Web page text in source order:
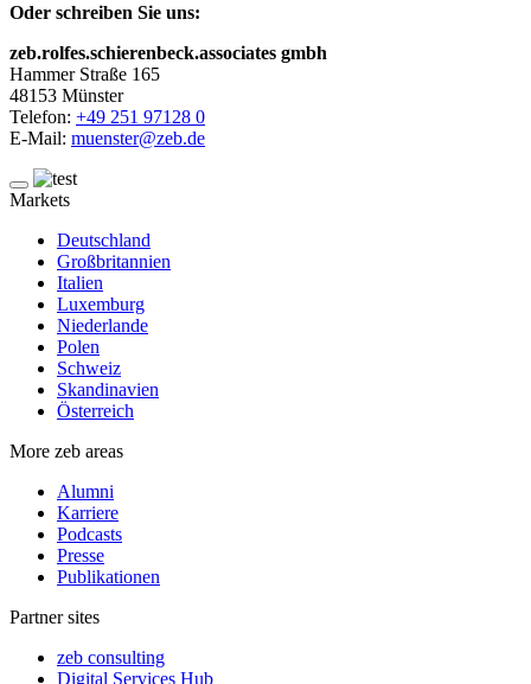
Oder schreiben Sie uns:
zeb.rolfes.schierenbeck.associates gmbh
Hammer Straße 165
48153 Münster
Telefon: +49 251 97128 0
E-Mail: muenster@zeb.de
Markets
Deutschland
Großbritannien
Italien
Luxemburg
Niederlande
Polen
Schweiz
Skandinavien
Österreich
More zeb areas
Alumni
Karriere
Podcasts
Presse
Publikationen
Partner sites
zeb consulting
Digital Services Hub